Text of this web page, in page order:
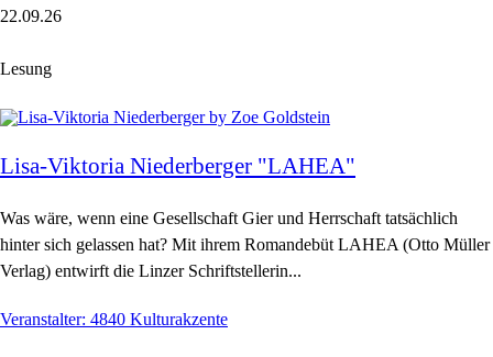
22.09.26
Lesung
Lisa-Viktoria Niederberger "LAHEA"
Was wäre, wenn eine Gesellschaft Gier und Herrschaft tatsächlich
hinter sich gelassen hat? Mit ihrem Romandebüt LAHEA (Otto Müller
Verlag) entwirft die Linzer Schriftstellerin...
Veranstalter: 4840 Kulturakzente